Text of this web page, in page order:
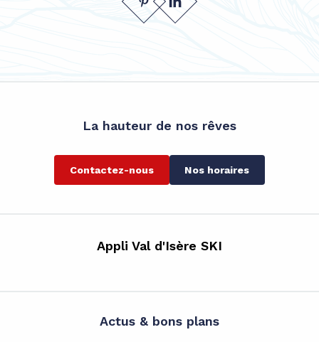
La hauteur de nos rêves
Contactez-nous Nos horaires
Appli Val d'Isère SKI
Actus & bons plans